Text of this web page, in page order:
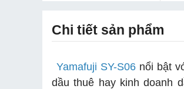
Chi tiết sản phẩm
Yamafuji SY-S06 nổi bật
dầu thuê hay kinh doanh